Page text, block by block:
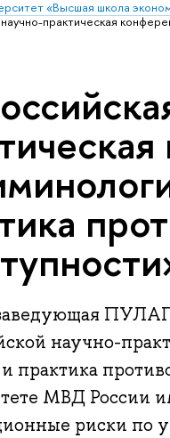
«Высшая школа
практическая
научно-
практика
МВД России
риски по